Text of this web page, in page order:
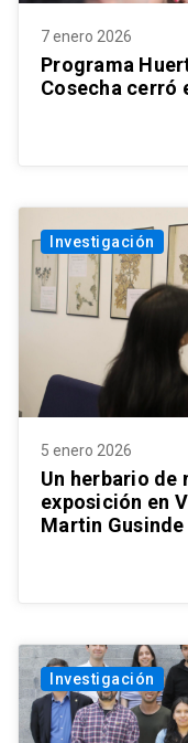
7 enero 2026
Programa
Cosecha cerró
Investigación
5 enero 2026
Un herbario de
exposición en
Martin
Investigación